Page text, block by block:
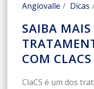
Angiovalle Dicas
SAIBA MAIS
COM CLACS
ClaCS é um dos